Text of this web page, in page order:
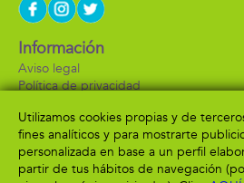
Información
Aviso legal
Política de privacidad
Formas de pago
Utilizamos cookies propias y de
fines analíticos y para mostrarte
personalizada en base a un perfil
partir de tus hábitos de navegación